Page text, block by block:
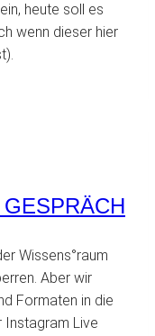
heute soll es
wenn dieser hier
Wissens°raum
Aber wir
Formaten in die
Instagram Live